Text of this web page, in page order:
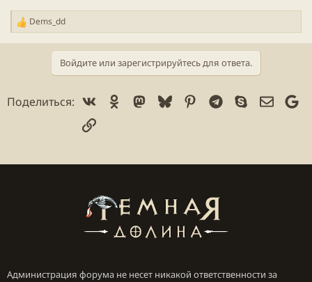
Р
и
Dems_dd
Войдите или зарегистрируйтесь для ответа.
Поделиться: Vk Ok Mastodon
BlueskyPinterest
Telegram
Skype
Ссылка
Администрация форума не несет никакой ответственности за